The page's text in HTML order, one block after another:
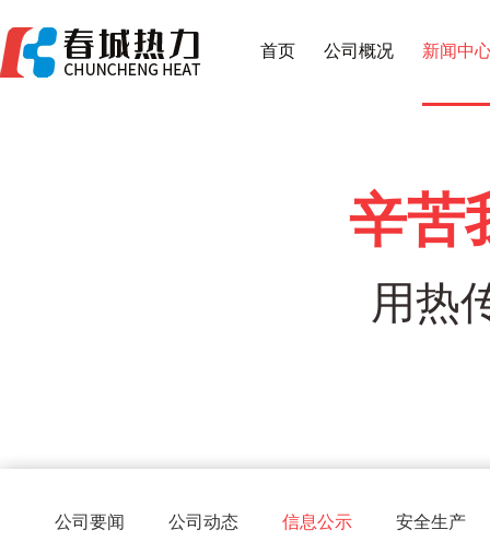
首页 公司概况 新闻中
辛苦
用热
公司要闻 公司动态 信息公示 安全生产